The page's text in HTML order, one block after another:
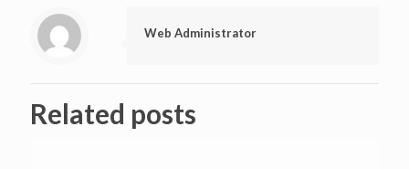
Web Administrator
Related posts